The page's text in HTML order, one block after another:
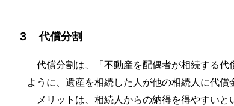
３ 代償分割
代償分割は、「不動産を配偶者が相続する代
ように、遺産を相続した人が他の相続人に代償
メリットは、相続人からの納得を得やすいと